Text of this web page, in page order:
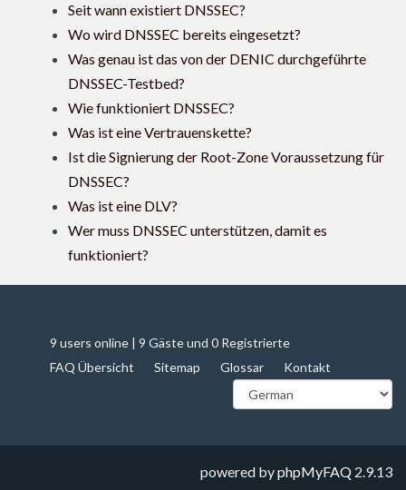
Seit wann existiert DNSSEC?
Wo wird DNSSEC bereits eingesetzt?
Was genau ist das von der DENIC durchgeführte
DNSSEC-Testbed?
Wie funktioniert DNSSEC?
Was ist eine Vertrauenskette?
Ist die Signierung der Root-Zone Voraussetzung für
DNSSEC?
Was ist eine DLV?
Wer muss DNSSEC unterstützen, damit es
funktioniert?
9 users online | 9 Gäste und 0 Registrierte
FAQ Übersicht
Sitemap Glossar Kontakt
powered byphpMyFAQ 2.9.13